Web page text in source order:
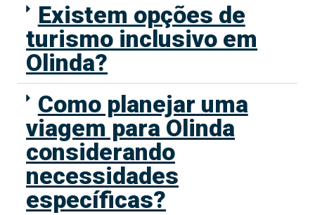
Existem opções de
turismo inclusivo em
Olinda?
Como planejar uma
viagem para Olinda
considerando
necessidades
específicas?